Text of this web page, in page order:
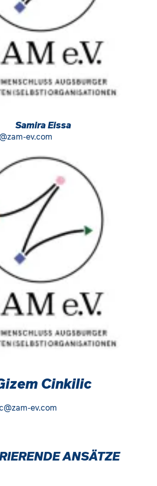
Samira Eissa
ev.com
Cinkilic
ev.com
ANSÄTZE